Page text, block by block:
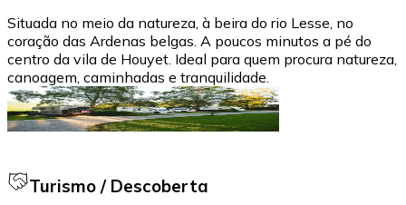
Situada no meio da natureza, à beira do rio Lesse, no
coração das Ardenas belgas. A poucos minutos a pé do
centro da vila de Houyet. Ideal para quem procura natureza,
canoagem, caminhadas e tranquilidade.
Turismo / Descoberta